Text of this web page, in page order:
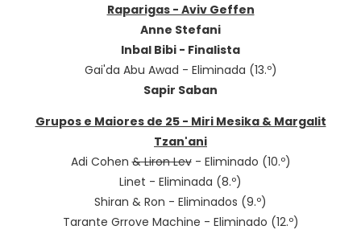
Raparigas - Aviv Geffen
Anne Stefani
Inbal Bibi - Finalista
Gai'da Abu Awad - Eliminada (13.º)
Sapir Saban
Grupos e Maiores de 25 - Miri Mesika & Margalit
Tzan'ani
Adi Cohen& Liron Lev- Eliminado (10.º)
Linet - Eliminada (8.º)
Shiran & Ron - Eliminados (9.º)
Tarante Grrove Machine - Eliminado (12.º)